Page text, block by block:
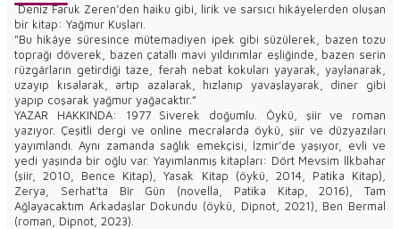
Deniz Faruk Zeren’den haiku gibi, lirik ve sarsıcı hikâyelerden oluşan
bir kitap: Yağmur Kuşları.
"Bu hikâye süresince mütemadiyen ipek gibi süzülerek, bazen tozu
toprağı döverek, bazen çatallı mavi yıldırımlar eşliğinde, bazen serin
rüzgârların getirdiği taze, ferah nebat kokuları yayarak, yaylanarak,
uzayıp kısalarak, artıp azalarak, hızlanıp yavaşlayarak, diner gibi
yapıp coşarak yağmur yağacaktır.”
YAZAR HAKKINDA: 1977 Siverek doğumlu. Öykü, şiir ve roman
yazıyor. Çeşitli dergi ve online mecralarda öykü, şiir ve düzyazıları
yayımlandı. Aynı zamanda sağlık emekçisi, İzmir’de yaşıyor, evli ve
yedi yaşında bir oğlu var. Yayımlanmış kitapları: Dört Mevsim İlkbahar
(şiir, 2010, Bence Kitap), Yasak Kitap (öykü, 2014, Patika Kitap),
Zerya, Serhat’ta Bir Gün (novella, Patika Kitap, 2016), Tam
Ağlayacaktım Arkadaşlar Dokundu (öykü, Dipnot, 2021), Ben Bermal
(roman, Dipnot, 2023).